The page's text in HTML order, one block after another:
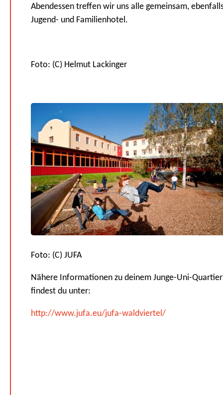
Abendessen treffen wir uns alle gemeinsam,
Jugend- und Familienhotel.
Foto: (C) Helmut Lackinger
Foto: (C) JUFA
Nähere Informationen zu deinem Junge-Uni-Quartier
findest du unter:
http://www.jufa.eu/jufa-waldviertel/